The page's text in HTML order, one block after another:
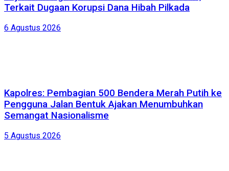
Terkait Dugaan Korupsi Dana Hibah Pilkada
6 Agustus 2026
Kapolres: Pembagian 500 Bendera Merah Putih ke
Pengguna Jalan Bentuk Ajakan Menumbuhkan
Semangat Nasionalisme
5 Agustus 2026